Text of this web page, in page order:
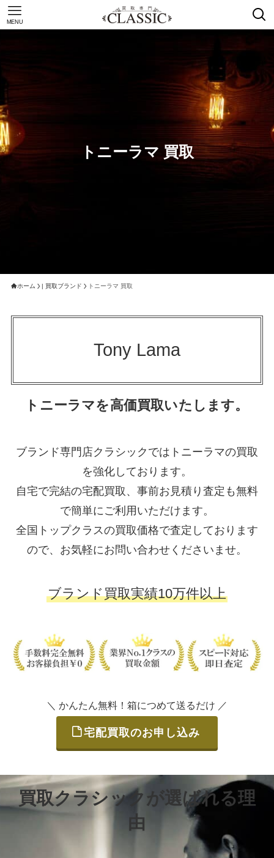
MENU
トニーラマ 買取
ホーム | 買取ブランド トニーラマ 買取
Tony Lama
トニーラマを高価買取いたします。
ブランド専門店クラシックではトニーラマの買取
を強化しております。
自宅で完結の宅配買取、事前お見積り査定も無料
で簡単にご利用いただけます。
全国トップクラスの買取価格で査定しております
ので、お気軽にお問い合わせくださいませ。
ブランド買取実績10万件以上
＼ かんたん無料！箱につめて送るだけ ／
宅配買取のお申し込み
買取クラシックが選ばれる理
由